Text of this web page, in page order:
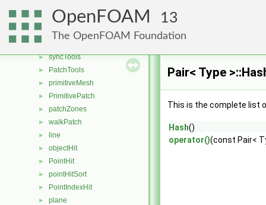
OpenFOAM 13
The OpenFOAM Foundation
► pTraits< UList< T > >
► pTraits< Field< T > >
►
► syncTools
► PatchTools
► primitiveMesh
► PrimitivePatch
► patchZones
► walkPatch
► line
► objectHit
► PointHit
► pointHitSort
► PointIndexHit
► plane
Pair< Type
This is the complete list
Hash()
operator()(const Pair<